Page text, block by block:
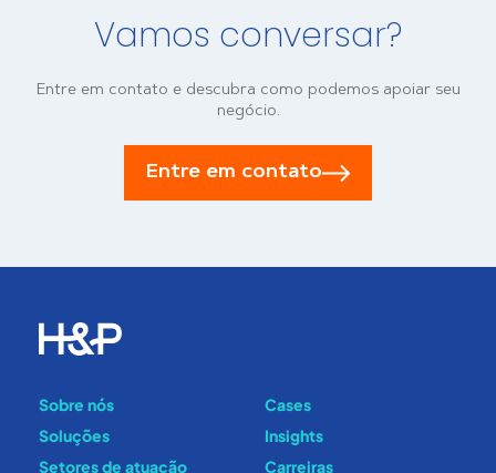
Vamos conversar?
Entre em contato e descubra como podemos apoiar seu
negócio.
Entre em contato
Sobre nós
Soluções
Setores de atuação
Cases
Insights
Carreiras